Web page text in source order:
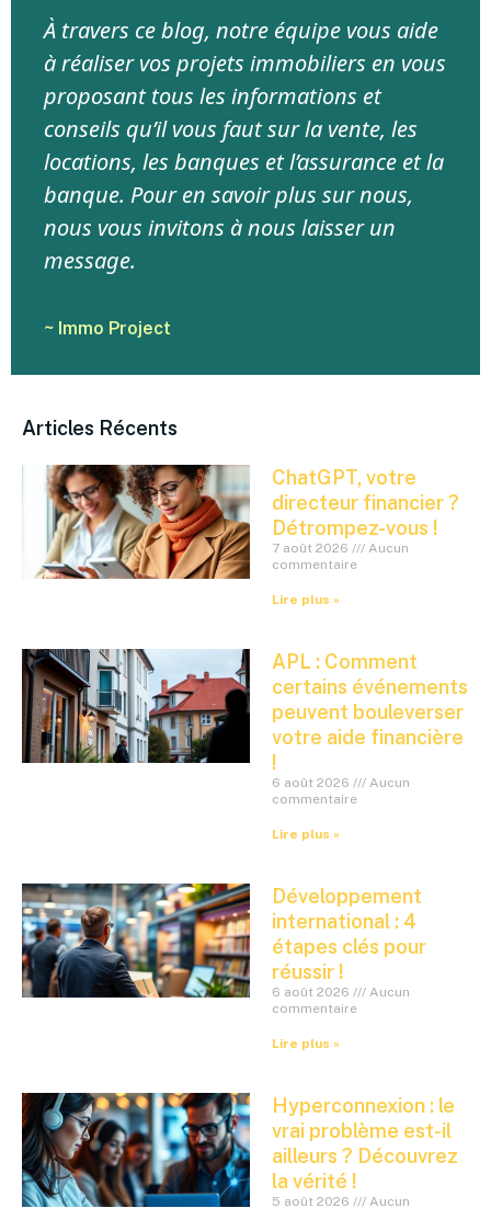
À travers ce blog, notre équipe vous aide
à réaliser vos projets immobiliers en vous
proposant tous les informations et
conseils qu’il vous faut sur la vente, les
locations, les banques et l’assurance et la
banque. Pour en savoir plus sur nous,
nous vous invitons à nous laisser un
message.
~ Immo Project
Articles Récents
ChatGPT, votre
directeur financier ?
Détrompez-vous !
7 août 2026
Aucun
commentaire
Lire plus »
APL : Comment
certains événements
peuvent bouleverser
votre aide financière
!
6 août 2026
Aucun
commentaire
Lire plus »
Développement
international : 4
étapes clés pour
réussir !
6 août 2026
Aucun
commentaire
Lire plus »
Hyperconnexion : le
vrai problème est-il
ailleurs ? Découvrez
la vérité !
5 août 2026
Aucun